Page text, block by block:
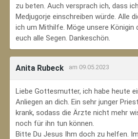
zu beten. Auch versprach ich, dass
Medjugorje einschreiben würde. Alle
ich um Mithilfe. Möge unsere Königin
euch alle Segen. Dankeschön.
Anita Rubeck am 09.05.2023
Liebe Gottesmutter, ich habe heute
Anliegen an dich. Ein sehr junger
krank, sodass die Ärzte nicht mehr
noch für ihn tun können.
Bitte Du Jesus Ihm doch zu helfen.